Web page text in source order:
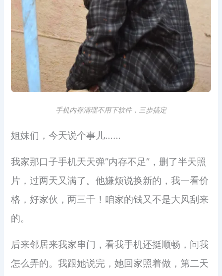
手机内存清理不用下软件，三步搞定
姐妹们，今天说个事儿……
我家那口子手机天天弹”内存不足”，删了半天照
片，过两天又满了。他嫌烦说换新的，我一看价
格，好家伙，两三千！咱家的钱又不是大风刮来
的。
后来邻居来我家串门，看我手机还挺顺畅，问我
怎么弄的。我跟她说完，她回家照着做，第二天